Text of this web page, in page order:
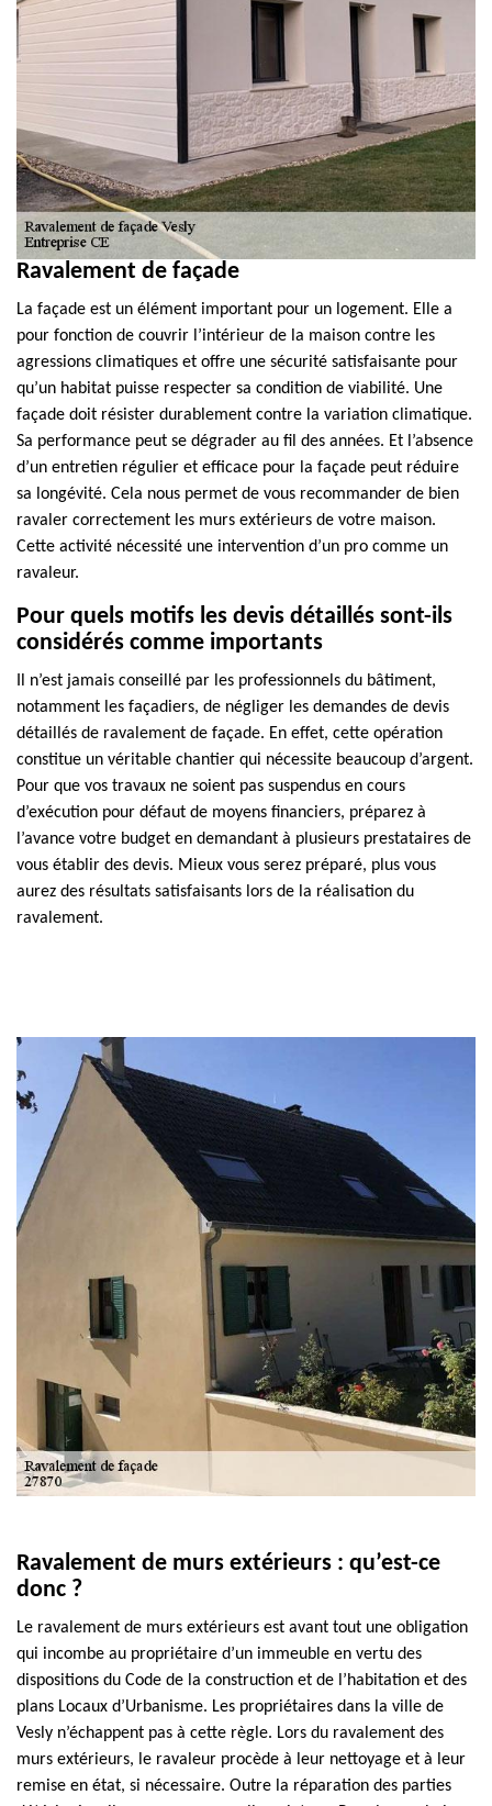
Ravalement de façade
La façade est un élément important pour un logement. Elle a
pour fonction de couvrir l’intérieur de la maison contre les
agressions climatiques et offre une sécurité satisfaisante pour
qu’un habitat puisse respecter sa condition de viabilité. Une
façade doit résister durablement contre la variation climatique.
Sa performance peut se dégrader au fil des années. Et l’absence
d’un entretien régulier et efficace pour la façade peut réduire
sa longévité. Cela nous permet de vous recommander de bien
ravaler correctement les murs extérieurs de votre maison.
Cette activité nécessité une intervention d’un pro comme un
ravaleur.
Pour quels motifs les devis détaillés sont-ils
considérés comme importants
Il n’est jamais conseillé par les professionnels du bâtiment,
notamment les façadiers, de négliger les demandes de devis
détaillés de ravalement de façade. En effet, cette opération
constitue un véritable chantier qui nécessite beaucoup d’argent.
Pour que vos travaux ne soient pas suspendus en cours
d’exécution pour défaut de moyens financiers, préparez à
l’avance votre budget en demandant à plusieurs prestataires de
vous établir des devis. Mieux vous serez préparé, plus vous
aurez des résultats satisfaisants lors de la réalisation du
ravalement.
Ravalement de murs extérieurs : qu’est-ce
donc ?
Le ravalement de murs extérieurs est avant tout une obligation
qui incombe au propriétaire d’un immeuble en vertu des
dispositions du Code de la construction et de l’habitation et des
plans Locaux d’Urbanisme. Les propriétaires dans la ville de
Vesly n’échappent pas à cette règle. Lors du ravalement des
murs extérieurs, le ravaleur procède à leur nettoyage et à leur
remise en état, si nécessaire. Outre la réparation des parties